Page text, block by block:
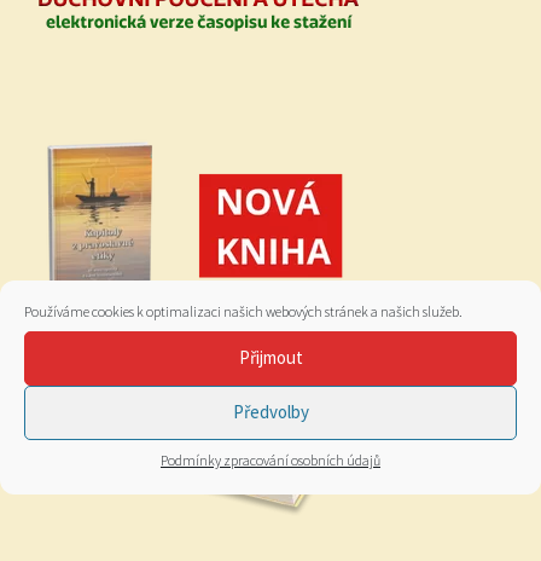
Používáme cookies k optimalizaci našich webových stránek a našich služeb.
Přijmout
Předvolby
Podmínky zpracování osobních údajů